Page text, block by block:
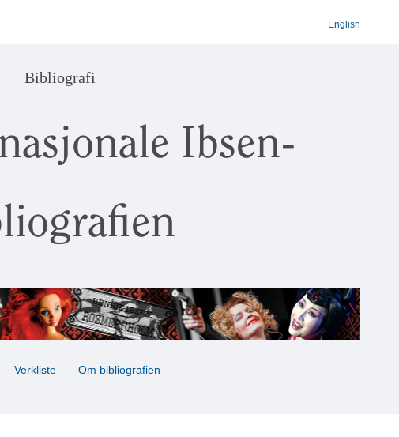
English
Bibliografi
Ibsen-
Verkliste Om bibliografien